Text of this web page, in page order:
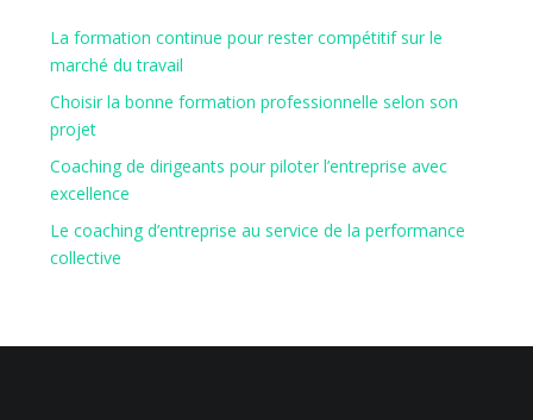
La formation continue pour rester compétitif sur le
marché du travail
Choisir la bonne formation professionnelle selon son
projet
Coaching de dirigeants pour piloter l’entreprise avec
excellence
Le coaching d’entreprise au service de la performance
collective